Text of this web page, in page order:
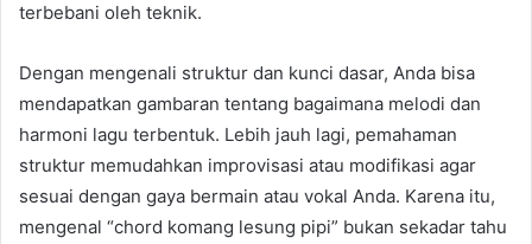
terbebani oleh teknik.
Dengan mengenali struktur dan kunci dasar, Anda bisa
mendapatkan gambaran tentang bagaimana melodi dan
harmoni lagu terbentuk. Lebih jauh lagi, pemahaman
struktur memudahkan improvisasi atau modifikasi agar
sesuai dengan gaya bermain atau vokal Anda. Karena itu,
mengenal “chord komang lesung pipi” bukan sekadar tahu